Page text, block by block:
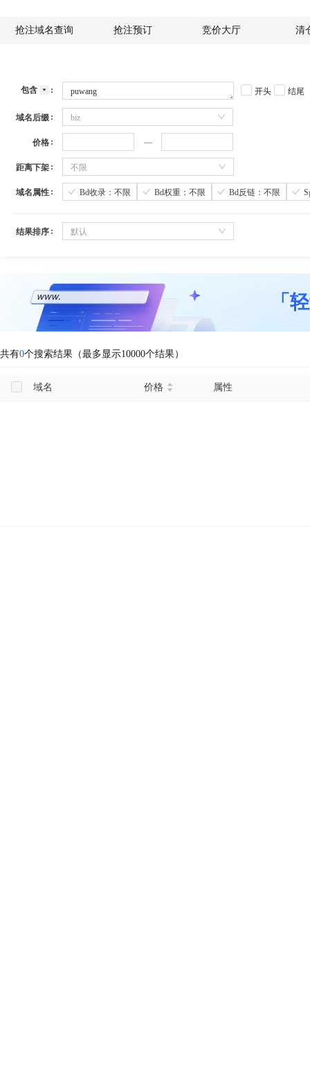
抢注域名查询 抢注预订 竞价大厅 清
包含 开头 结尾
域名后缀 biz
价格
距离下架 不限
域名属性 Bd收录：不限 Bd权重：不限 Bd反链：不限
结果排序 默认
「
共有0个搜索结果（最多显示10000个结果）
域名 价格 属性